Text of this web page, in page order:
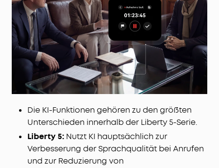
Die KI-Funktionen gehören zu den größten
Unterschieden innerhalb der Liberty 5-Serie.
Liberty 5: Nutzt KI hauptsächlich zur
Verbesserung der Sprachqualität bei Anrufen
und zur Reduzierung von